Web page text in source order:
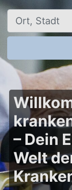
Ort, Stadt
– Dein
Welt